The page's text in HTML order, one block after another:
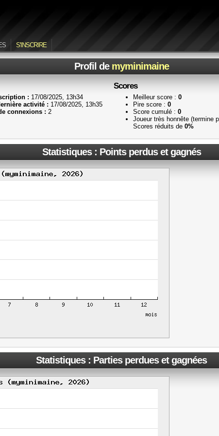
S'INSCRIRE
Profil de myminimaine
: 17/08/2025, 13h34
activité : 17/08/2025, 13h35
connexions : 2
Scores
Meilleur score : 0
Pire score : 0
Score cumulé : 0
Joueur très honnête (termine
Scores réduits de 0%
Statistiques : Points perdus et gagnés
Statistiques : Parties perdues et gagnées